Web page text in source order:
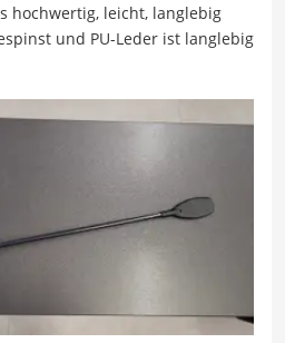
hochwertig, leicht, langlebig
und PU-Leder ist langlebig